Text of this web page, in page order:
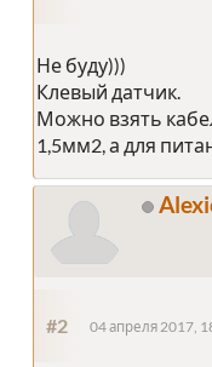
Не буду)))
Клевый датчик.
Можно взять
1,5мм2, а для
#2 04 апреля 2017,